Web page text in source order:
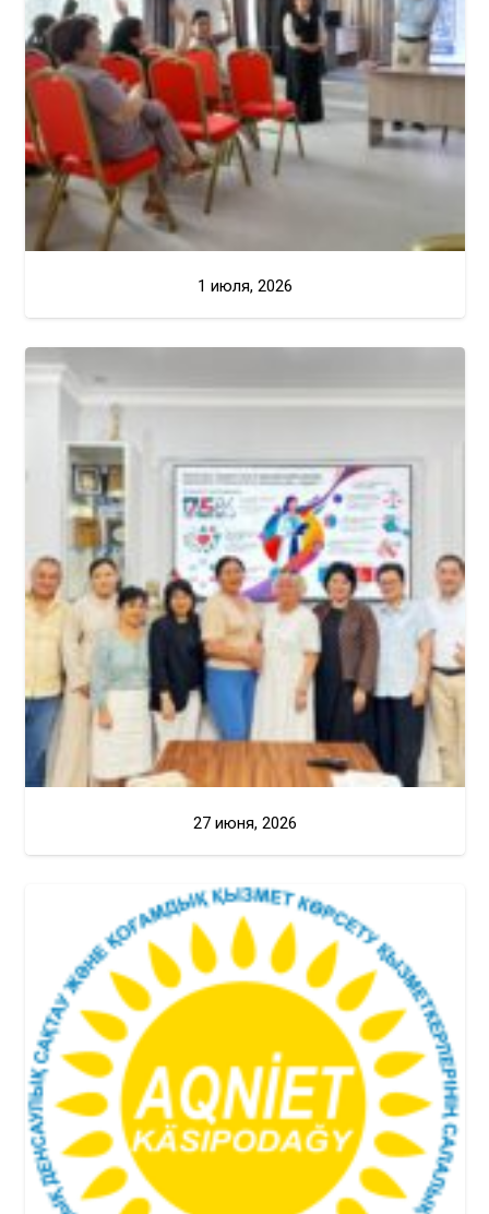
1 июля, 2026
27 июня, 2026